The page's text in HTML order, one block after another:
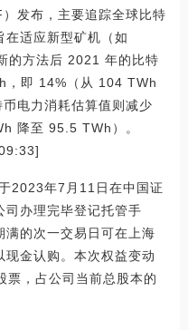
发布，主要追踪全球比特
在适应新型矿机（如
的方法后 2021 年的比特
，即 14%（从 104 TWh
电力消耗估算值则减少
降至 95.5 TWh）。
2023年7月11日在中国证
司办理完毕登记托管手
满的次一交易日可在上海
金认购。本次权益变动
票，占公司当前总股本的